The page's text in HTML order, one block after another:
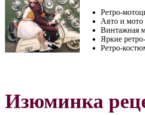
Ретро-
Авто и мото
Винтажная
Яркие
Ретро-
Изюминка